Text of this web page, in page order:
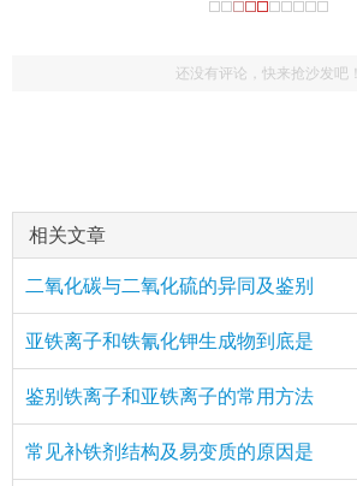
还没有评论，快来抢沙发吧！
相关文章
二氧化碳与二氧化硫的异同及鉴别
亚铁离子和铁氰化钾生成物到底是
鉴别铁离子和亚铁离子的常用方法
常见补铁剂结构及易变质的原因是